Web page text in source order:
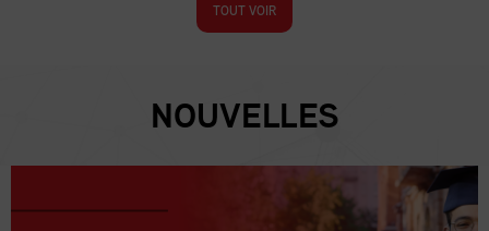
TOUT VOIR
NOUVELLES